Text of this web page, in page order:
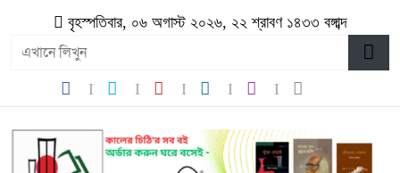
বৃহস্পতিবার, ০৬ অগাস্ট ২০২৬, ২২ শ্রাবণ ১৪৩৩ বঙ্গাব্দ